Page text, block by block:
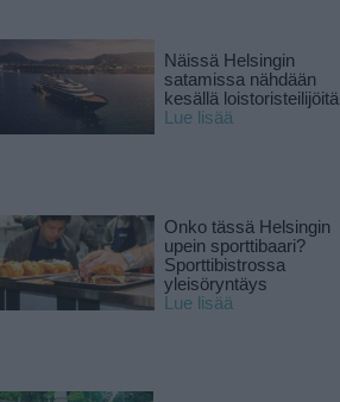
Näissä Helsingin
satamissa nähdään
kesällä loistoristeilijöitä
Lue lisää
Onko tässä Helsingin
upein sporttibaari?
Sporttibistrossa
yleisöryntäys
Lue lisää